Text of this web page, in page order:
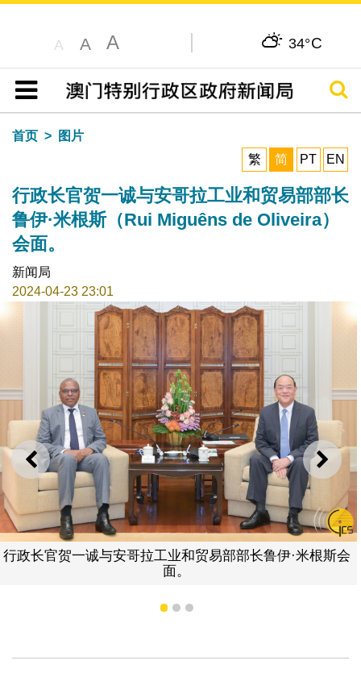
A A A 34°C
目录
搜寻
首页
图片
繁
简 PT EN
行政长官贺一诚与安哥拉工业和贸易部部长
鲁伊·米根斯（Rui Miguêns de Oliveira）
会面。
新闻局
2024-04-23 23:01
上一则 下一
行政长官贺一诚与安哥拉工业和贸易部部长鲁伊·米根斯会
面。
1 2 3